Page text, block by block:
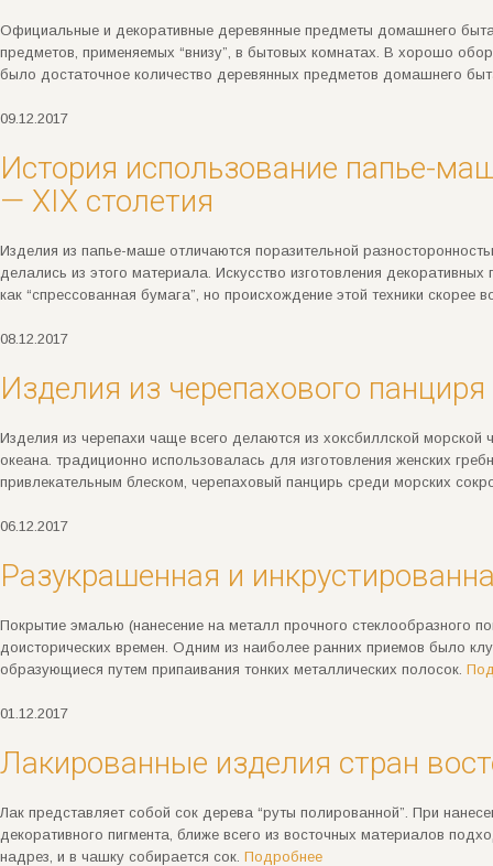
Официальные и декоративные деревянные предметы домашнего
предметов, применяемых “внизу”, в бытовых комнатах. В хорошо
было достаточное количество деревянных предметов домашнего
09.12.2017
История использование папье-
— XIX столетия
Изделия из папье-маше отличаются поразительной
делались из этого материала. Искусство изготовления
как “спрессованная бумага”, но происхождение этой техники скорее
08.12.2017
Изделия из черепахового
Изделия из черепахи чаще всего делаются из хоксбиллской
океана. традиционно использовалась для изготовления женских
привлекательным блеском, черепаховый панцирь среди морских
06.12.2017
Разукрашенная и
Покрытие эмалью (нанесение на металл прочного стеклообразного
доисторических времен. Одним из наиболее ранних приемов было
образующиеся путем припаивания тонких металлических полосок.
01.12.2017
Лакированные изделия стран
Лак представляет собой сок дерева “руты полированной”. При
декоративного пигмента, ближе всего из восточных материалов
надрез, и в чашку собирается сок. Подробнее